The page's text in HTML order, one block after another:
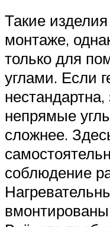
Такие
монтаже,
только для
углами. Если
непрямые
сложнее.
соблюдение
вмонтированы